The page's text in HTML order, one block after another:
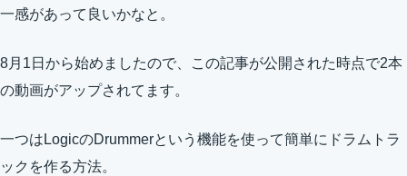
一感があって良いかなと。
8月1日から始めましたので、この記事が公開された時点で2本
の動画がアップされてます。
一つはLogicのDrummerという機能を使って簡単にドラムトラ
ックを作る方法。